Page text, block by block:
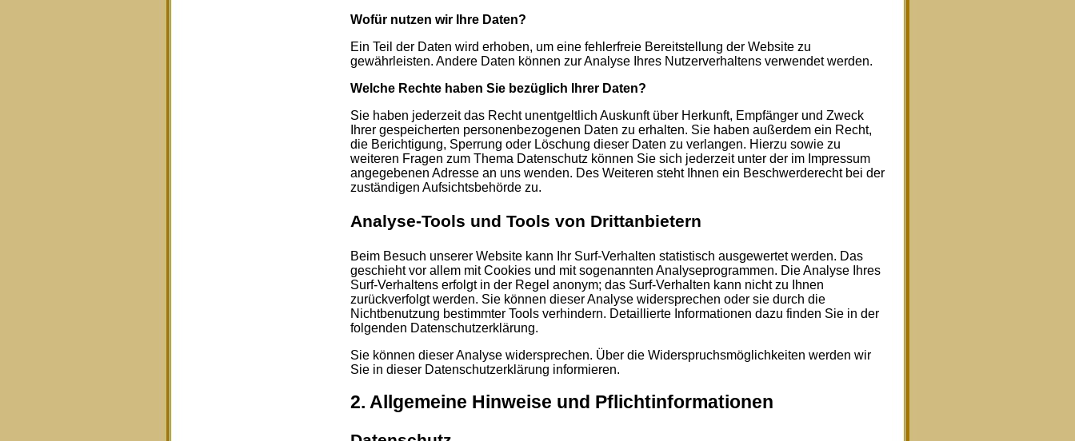
Wofür nutzen wir Ihre Daten?
Ein Teil der Daten wird erhoben, um eine fehlerfreie Bereitstellung der Website zu
gewährleisten. Andere Daten können zur Analyse Ihres Nutzerverhaltens verwendet werden.
Welche Rechte haben Sie bezüglich Ihrer Daten?
Sie haben jederzeit das Recht unentgeltlich Auskunft über Herkunft, Empfänger und Zweck
Ihrer gespeicherten personenbezogenen Daten zu erhalten. Sie haben außerdem ein Recht,
die Berichtigung, Sperrung oder Löschung dieser Daten zu verlangen. Hierzu sowie zu
weiteren Fragen zum Thema Datenschutz können Sie sich jederzeit unter der im Impressum
angegebenen Adresse an uns wenden. Des Weiteren steht Ihnen ein Beschwerderecht bei der
zuständigen Aufsichtsbehörde zu.
Analyse-Tools und Tools von Drittanbietern
Beim Besuch unserer Website kann Ihr Surf-Verhalten statistisch ausgewertet werden. Das
geschieht vor allem mit Cookies und mit sogenannten Analyseprogrammen. Die Analyse Ihres
Surf-Verhaltens erfolgt in der Regel anonym; das Surf-Verhalten kann nicht zu Ihnen
zurückverfolgt werden. Sie können dieser Analyse widersprechen oder sie durch die
Nichtbenutzung bestimmter Tools verhindern. Detaillierte Informationen dazu finden Sie in der
folgenden Datenschutzerklärung.
Sie können dieser Analyse widersprechen. Über die Widerspruchsmöglichkeiten werden wir
Sie in dieser Datenschutzerklärung informieren.
2. Allgemeine Hinweise und Pflichtinformationen